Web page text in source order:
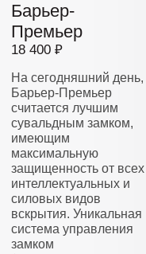
Барьер-
Премьер
18 400 ₽
На сегодняшний день,
Барьер-Премьер
считается лучшим
сувальдным замком,
имеющим
максимальную
защищенность от всех
интеллектуальных и
силовых видов
вскрытия. Уникальная
система управления
замком